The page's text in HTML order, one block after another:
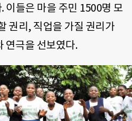
이들은 마을 주민 1500명 모
권리, 직업을 가질 권리가
연극을 선보였다.